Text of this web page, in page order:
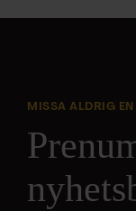
MISSA ALDRIG EN